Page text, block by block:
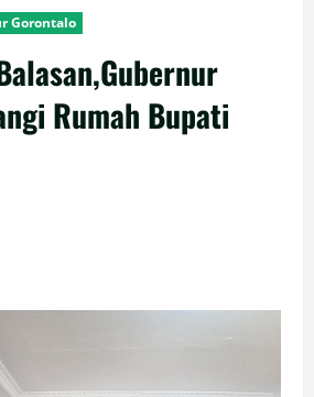
Gorontalo
Rumah Bupati